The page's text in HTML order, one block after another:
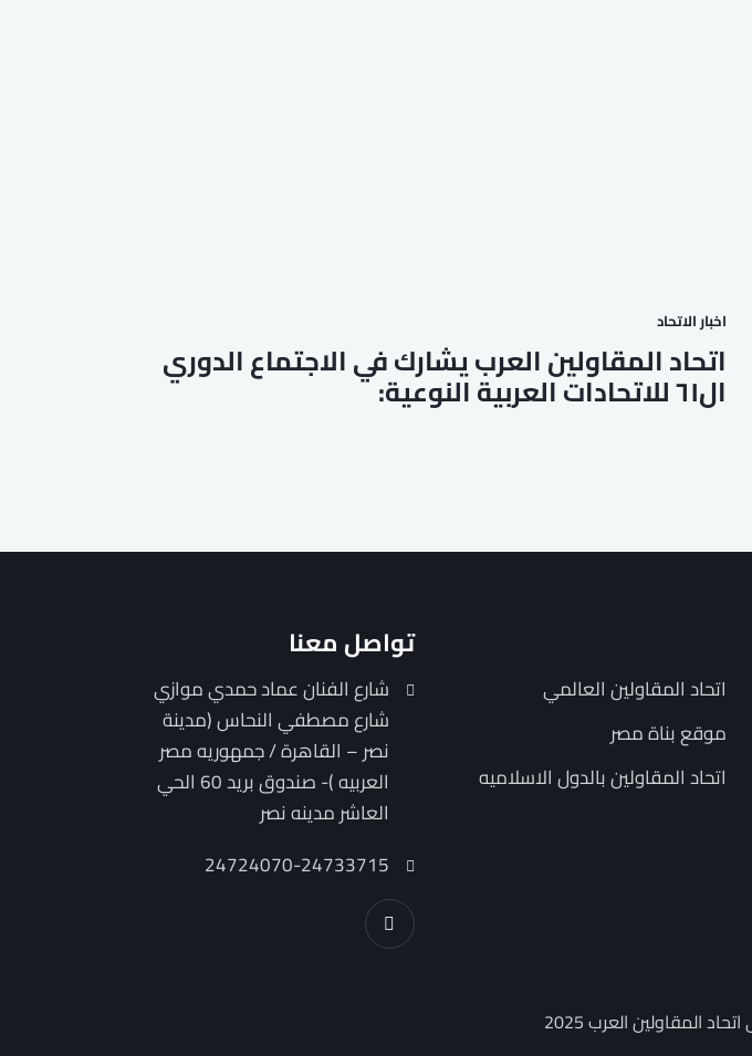
اخبار الاتحاد
اتحاد المقاولين العرب يشارك في الاجتماع الدوري
ال٦١ للاتحادات العربية النوعية:
اتحاد المقاولين العالمي
موقع بناة مصر
اتحاد المقاولين بالدول الاسلاميه
تواصل معنا
شارع الفنان عماد حمدي موازي
شارع مصطفي النحاس (مدينة
نصر – القاهرة / جمهوريه مصر
العربيه )- صندوق بريد 60 الحي
العاشر مدينه نصر
24724070-24733715
المقاولين العرب 2025